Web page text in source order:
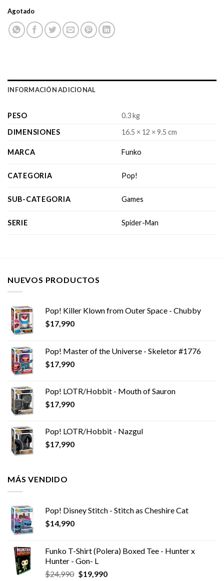
Agotado
INFORMACIÓN ADICIONAL
PESO
0.3 kg
DIMENSIONES
16.5 × 12 × 9.5 cm
MARCA Funko
CATEGORIA Pop!
SUB-CATEGORIA Games
SERIE Spider-Man
NUEVOS PRODUCTOS
Pop! Killer Klown from Outer Space - Chubby
$17,990
Pop! Master of the Universe - Skeletor #1776
$17,990
Pop! LOTR/Hobbit - Mouth of Sauron
$17,990
Pop! LOTR/Hobbit - Nazgul
$17,990
MÁS VENDIDO
Pop! Disney Stitch - Stitch as Cheshire Cat
$14,990
Funko T-Shirt (Polera) Boxed Tee - Hunter x
Hunter - Gon- L
$24,990 El
$19,990El